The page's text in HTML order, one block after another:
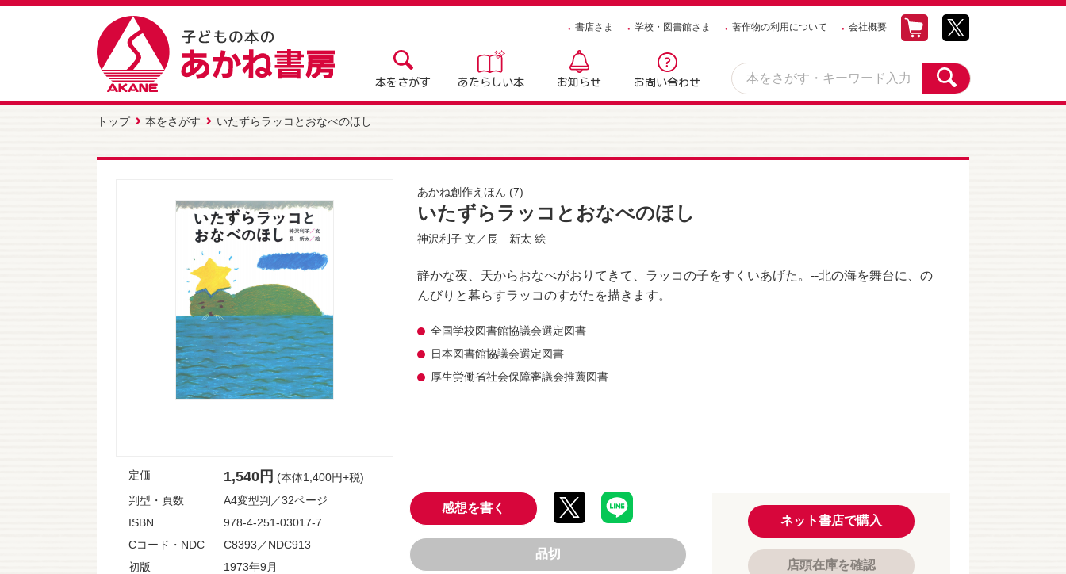
書店さま 学校・図書館さま 著作物の利用について 会社概要
本をさがす あたらしい本 お知らせ お問い合わせ
トップ 本をさがす いたずらラッコとおなべのほし
あかね創作えほん (7)
いたずらラッコとおなべのほし
神沢利子 文／長 新太 絵
静かな夜、天からおなべがおりてきて、ラッコの子をすくいあげた。--北の海を舞台に、の
んびりと暮らすラッコのすがたを描きます。
全国学校図書館協議会選定図書
日本図書館協議会選定図書
厚生労働省社会保障審議会推薦図書
感想を書く
品切
定価 1,540円 (本体1,400円+税)
判型・頁数
A4変型判／32ページ
ISBN
978-4-251-03017-7
Cコード・NDC
C8393／NDC913
初版
1973年9月
ネット書店で購入
店頭在庫を確認